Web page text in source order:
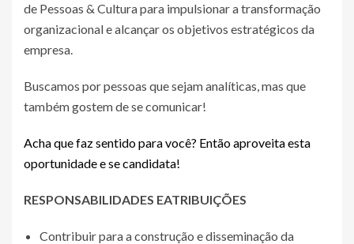
de Pessoas & Cultura para impulsionar a transformação
organizacional e alcançar os objetivos estratégicos da
empresa.
Buscamos por pessoas que sejam analíticas, mas que
também gostem de se comunicar!
Acha que faz sentido para você? Então aproveita esta
oportunidade e se candidata!
RESPONSABILIDADES EATRIBUIÇÕES
Contribuir para a construção e disseminação da